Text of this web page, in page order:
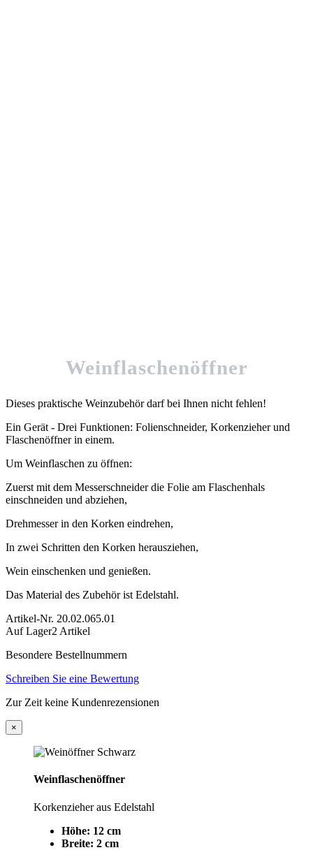
Weinflaschenöffner
Dieses praktische Weinzubehör darf bei Ihnen nicht fehlen!
Ein Gerät - Drei Funktionen: Folienschneider, Korkenzieher und
Flaschenöffner in einem.
Um Weinflaschen zu öffnen:
Zuerst mit dem Messerschneider die Folie am Flaschenhals
einschneiden und abziehen,
Drehmesser in den Korken eindrehen,
In zwei Schritten den Korken herausziehen,
Wein einschenken und genießen.
Das Material des Zubehör ist Edelstahl.
Artikel-Nr. 20.02.065.01
Auf Lager2 Artikel
Besondere Bestellnummern
Schreiben Sie eine Bewertung
Zur Zeit keine Kundenrezensionen
×
Weinflaschenöffner
Korkenzieher aus Edelstahl
Höhe: 12 cm
Breite: 2 cm